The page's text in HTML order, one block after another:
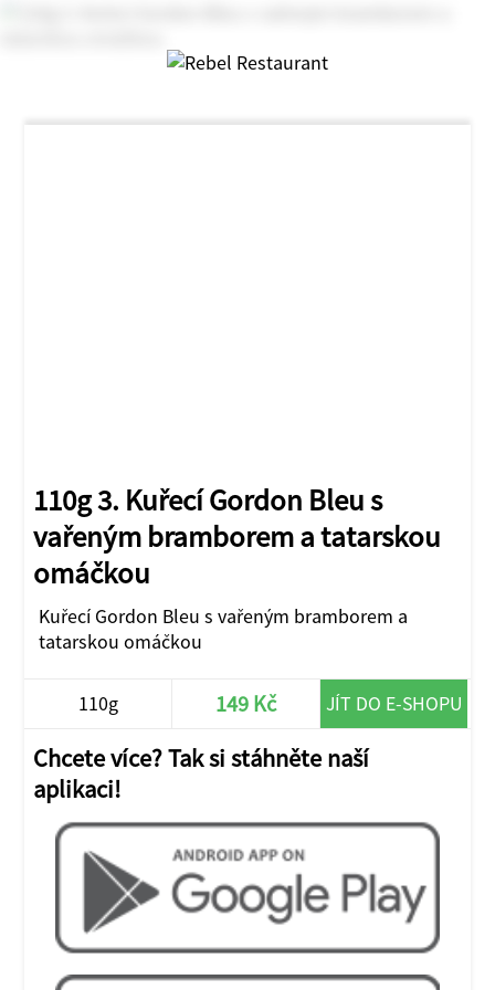
110g 3. Kuřecí Gordon Bleu s
vařeným bramborem a tatarskou
omáčkou
Kuřecí Gordon Bleu s vařeným bramborem a
tatarskou omáčkou
110g 149 Kč JÍT DO E-SHOPU
Chcete více? Tak si stáhněte naší
aplikaci!